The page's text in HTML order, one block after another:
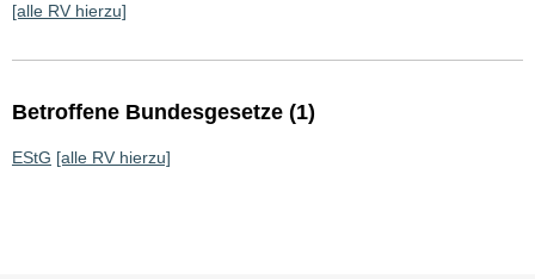
[alle RV hierzu]
Betroffene Bundesgesetze (1)
EStG [alle RV hierzu]